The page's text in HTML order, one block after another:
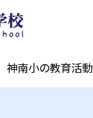
神南小の教育活動